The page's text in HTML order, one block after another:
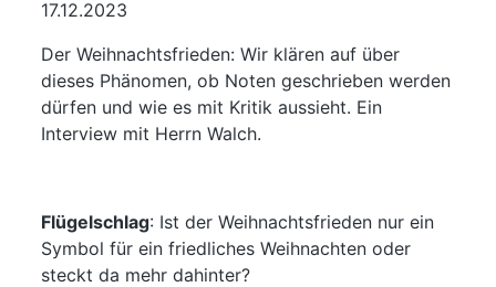
17.12.2023
Der Weihnachtsfrieden: Wir klären auf über
dieses Phänomen, ob Noten geschrieben werden
dürfen und wie es mit Kritik aussieht. Ein
Interview mit Herrn Walch.
Flügelschlag: Ist der Weihnachtsfrieden nur ein
Symbol für ein friedliches Weihnachten oder
steckt da mehr dahinter?